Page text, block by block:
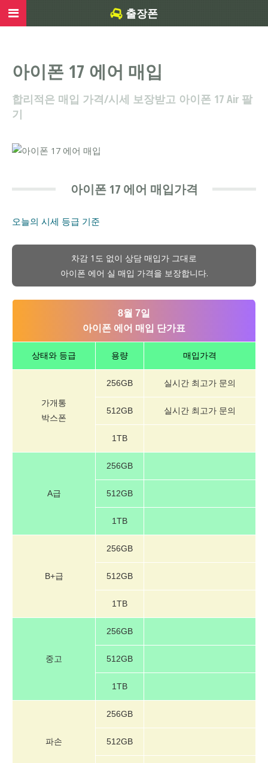
아이폰 17 에어 매입
합리적은 매입 가격/시세 보장받고 아이폰 17 Air 팔
기
아이폰 17 에어 매입가격
오늘의 시세 등급 기준
차감 1도 없이 상담 매입가 그대로
아이폰 에어 실 매입 가격을 보장합니다.
8월 7일
아이폰 에어 매입 단가표
상태와 등급 용량 매입가격
가개통
박스폰
256GB 실시간 최고가 문의
512GB 실시간 최고가 문의
1TB
A급
256GB
512GB
1TB
B+급
256GB
512GB
1TB
중고
256GB
512GB
1TB
파손
256GB
512GB
출장폰